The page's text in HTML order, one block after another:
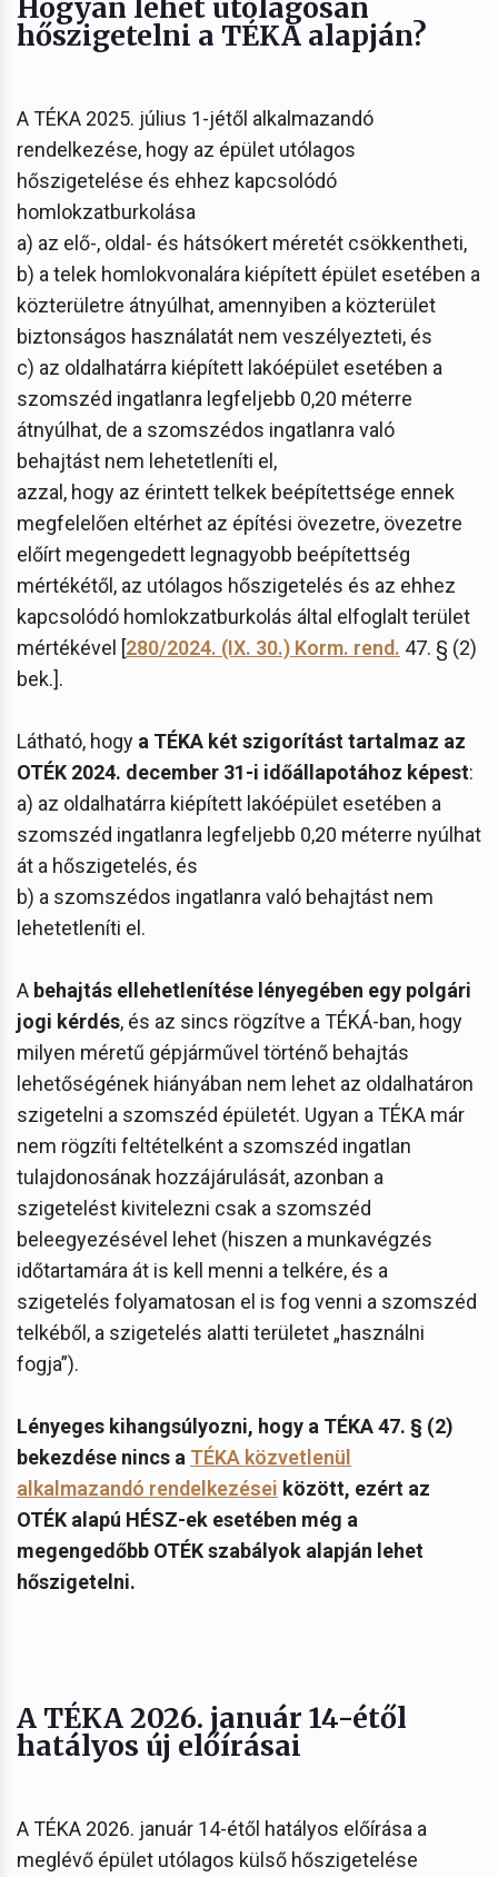
Hogyan lehet utólagosan
hőszigetelni a TÉKA alapján?
A TÉKA 2025. július 1-jétől alkalmazandó
rendelkezése, hogy az épület utólagos
hőszigetelése és ehhez kapcsolódó
homlokzatburkolása
a) az elő-, oldal- és hátsókert méretét csökkentheti,
b) a telek homlokvonalára kiépített épület esetében a
közterületre átnyúlhat, amennyiben a közterület
biztonságos használatát nem veszélyezteti, és
c) az oldalhatárra kiépített lakóépület esetében a
szomszéd ingatlanra legfeljebb 0,20 méterre
átnyúlhat, de a szomszédos ingatlanra való
behajtást nem lehetetleníti el,
azzal, hogy az érintett telkek beépítettsége ennek
megfelelően eltérhet az építési övezetre, övezetre
előírt megengedett legnagyobb beépítettség
mértékétől, az utólagos hőszigetelés és az ehhez
kapcsolódó homlokzatburkolás által elfoglalt terület
mértékével [280/2024. (IX. 30.) Korm. rend. 47. § (2)
bek.].
Látható, hogy a TÉKA két szigorítást tartalmaz az
OTÉK 2024. december 31-i időállapotához képest:
a) az oldalhatárra kiépített lakóépület esetében a
szomszéd ingatlanra legfeljebb 0,20 méterre nyúlhat
át a hőszigetelés, és
b) a szomszédos ingatlanra való behajtást nem
lehetetleníti el.
A behajtás ellehetlenítése lényegében egy polgári
jogi kérdés, és az sincs rögzítve a TÉKÁ-ban, hogy
milyen méretű gépjárművel történő behajtás
lehetőségének hiányában nem lehet az oldalhatáron
szigetelni a szomszéd épületét. Ugyan a TÉKA már
nem rögzíti feltételként a szomszéd ingatlan
tulajdonosának hozzájárulását, azonban a
szigetelést kivitelezni csak a szomszéd
beleegyezésével lehet (hiszen a munkavégzés
időtartamára át is kell menni a telkére, és a
szigetelés folyamatosan el is fog venni a szomszéd
telkéből, a szigetelés alatti területet „használni
fogja”).
Lényeges kihangsúlyozni, hogy a TÉKA 47. § (2)
bekezdése nincs a TÉKA közvetlenül
alkalmazandó rendelkezései között, ezért az
OTÉK alapú HÉSZ-ek esetében még a
megengedőbb OTÉK szabályok alapján lehet
hőszigetelni.
A TÉKA 2026. január 14-étől
hatályos új előírásai
A TÉKA 2026. január 14-étől hatályos előírása a
meglévő épület utólagos külső hőszigetelése